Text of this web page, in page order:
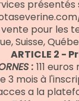
présentés
pour les
Suisse,
ARTICLE 2 -
: 111
3 mois à
a la